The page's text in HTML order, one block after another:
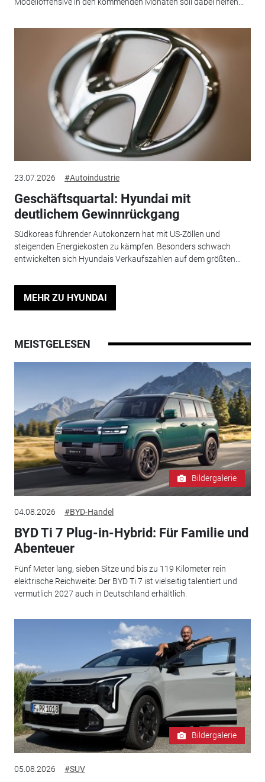
Modelloffensive in den kommenden Monaten soll dabei helfen...
23.07.2026 #Autoindustrie
Geschäftsquartal: Hyundai mit
deutlichem Gewinnrückgang
Südkoreas führender Autokonzern hat mit US-Zöllen und
steigenden Energiekosten zu kämpfen. Besonders schwach
entwickelten sich Hyundais Verkaufszahlen auf dem größten...
MEHR ZU HYUNDAI
MEISTGELESEN
Bildergalerie
04.08.2026 #BYD-Handel
BYD Ti 7 Plug-in-Hybrid: Für Familie und
Abenteuer
Fünf Meter lang, sieben Sitze und bis zu 119 Kilometer rein
elektrische Reichweite: Der BYD Ti 7 ist vielseitig talentiert und
vermutlich 2027 auch in Deutschland erhältlich.
Bildergalerie
05.08.2026 #SUV